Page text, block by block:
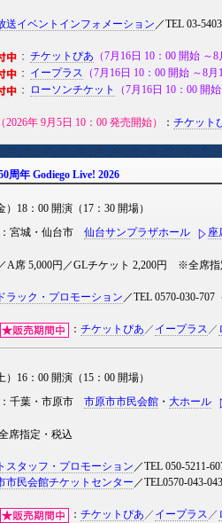
送イベントインフォメーション ／TEL 03-
チケットぴあ （7月16日 10：00 開始 ～
イープラス （7月16日 10：00 開始 ～8
ローソンチケット
（7月16日 10：00 開
2026年 9月5日 10：00 発売開始） ： チケット
周年 Godiego Live! 2026
）18：00 開演（17：30 開場）
宮城・仙台市 仙台サンプラザホール 座
A席 5,000円／GLチケット 2,200円 ※全席
ラック・プロモーション ／TEL 0570-030-
： チケットぴあ ／ イープラス ／
）16：00 開演（15：00 開場）
千葉・市原市 市原市市民会館・ 大ホール
席指定・税込
スタッフ・プロモーション ／TEL 050-5211-
市民会館チケットセンター ／TEL0570-043-043
： チケットぴあ ／ イープラス ／